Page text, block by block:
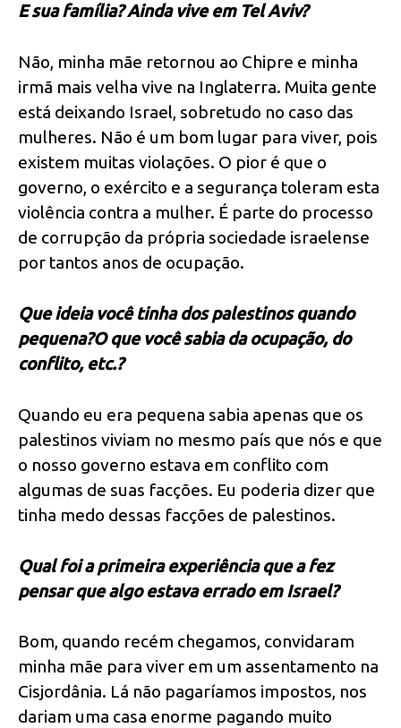
E sua família? Ainda vive em Tel Aviv?
Não, minha mãe retornou ao Chipre e minha
irmã mais velha vive na Inglaterra. Muita gente
está deixando Israel, sobretudo no caso das
mulheres. Não é um bom lugar para viver, pois
existem muitas violações. O pior é que o
governo, o exército e a segurança toleram esta
violência contra a mulher. É parte do processo
de corrupção da própria sociedade israelense
por tantos anos de ocupação.
Que ideia você tinha dos palestinos quando
pequena?O que você sabia da ocupação, do
conflito, etc.?
Quando eu era pequena sabia apenas que os
palestinos viviam no mesmo país que nós e que
o nosso governo estava em conflito com
algumas de suas facções. Eu poderia dizer que
tinha medo dessas facções de palestinos.
Qual foi a primeira experiência que a fez
pensar que algo estava errado em Israel?
Bom, quando recém chegamos, convidaram
minha mãe para viver em um assentamento na
Cisjordânia. Lá não pagaríamos impostos, nos
dariam uma casa enorme pagando muito